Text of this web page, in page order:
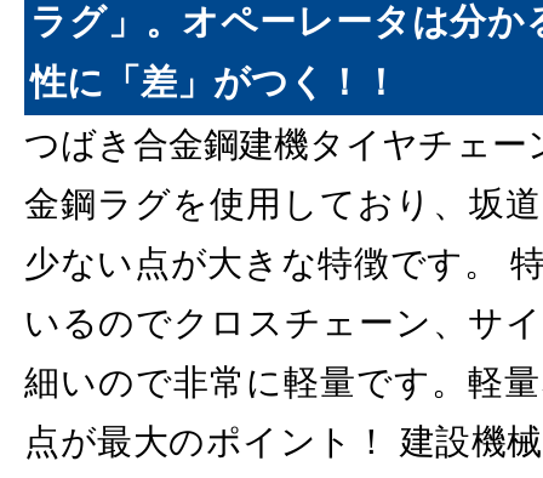
ラグ」。オペーレータは分か
性に「差」がつく！！
つばき合金鋼建機タイヤチェー
金鋼ラグを使用しており、坂
少ない点が大きな特徴です。
いるのでクロスチェーン、サ
細いので非常に軽量です。軽
点が最大のポイント！ 建設機